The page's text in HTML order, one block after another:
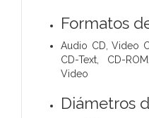
Formatos
Audio CD, Video
CD-Text, CD-
Video
Diámetros